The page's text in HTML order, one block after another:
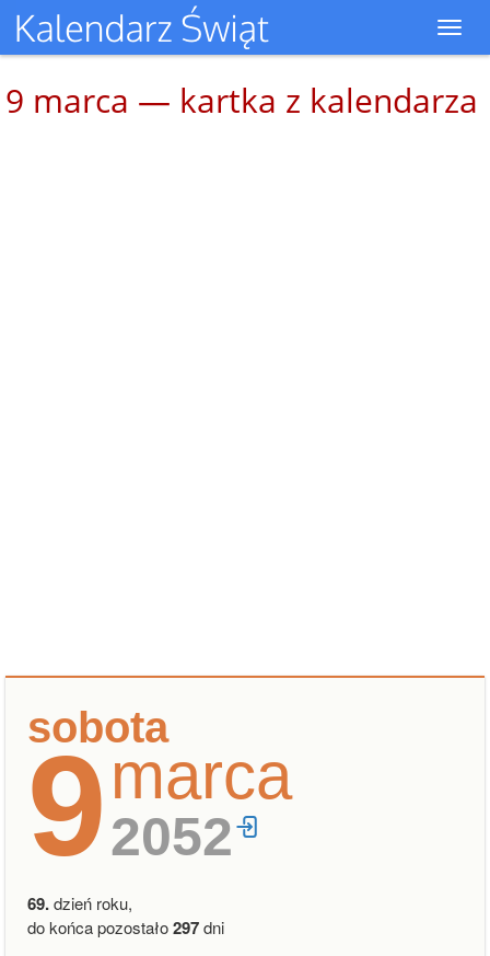
9 marca — kartka z kalendarza
sobota
9marca
2052
69.dzień roku,
do końca pozostało297dni